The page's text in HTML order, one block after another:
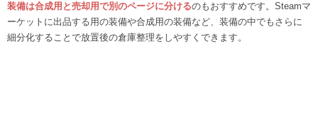
装備は合成用と売却用で別のページに分けるのもおすすめです。Steamマ
ーケットに出品する用の装備や合成用の装備など、装備の中でもさらに
細分化することで放置後の倉庫整理をしやすくできます。